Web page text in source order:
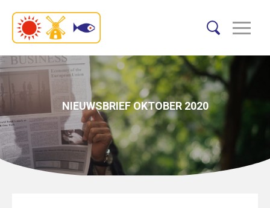
NIEUWSBRIEF OKTOBER 2020